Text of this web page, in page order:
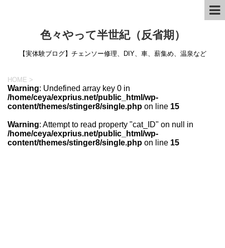
色々やって半世紀（反省期）
【実体験ブログ】チェンソー修理、DIY、車、薪集め、温泉など
HOME >
Warning: Undefined array key 0 in
/home/ceya/exprius.net/public_html/wp-
content/themes/stinger8/single.php on line 15
Warning: Attempt to read property "cat_ID" on null in
/home/ceya/exprius.net/public_html/wp-
content/themes/stinger8/single.php on line 15